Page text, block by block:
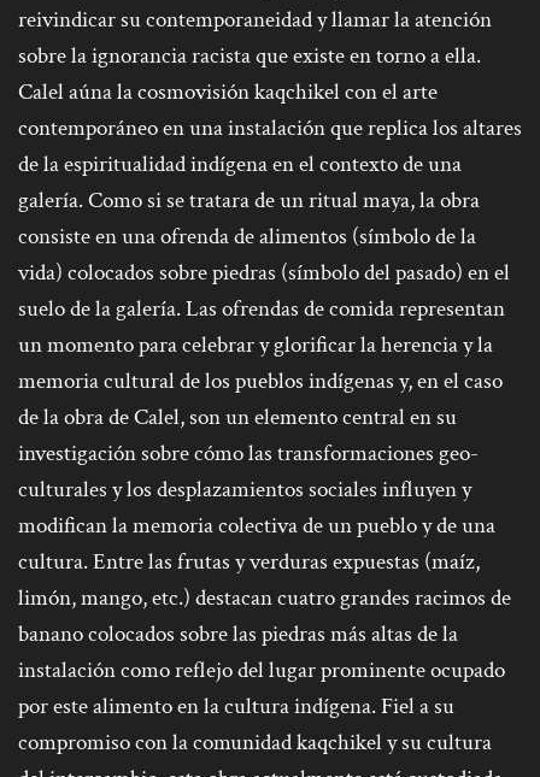
reivindicar su contemporaneidad y llamar la atención
sobre la ignorancia racista que existe en torno a ella.
Calel aúna la cosmovisión kaqchikel con el arte
contemporáneo en una instalación que replica los altares
de la espiritualidad indígena en el contexto de una
galería. Como si se tratara de un ritual maya, la obra
consiste en una ofrenda de alimentos (símbolo de la
vida) colocados sobre piedras (símbolo del pasado) en el
suelo de la galería. Las ofrendas de comida representan
un momento para celebrar y glorificar la herencia y la
memoria cultural de los pueblos indígenas y, en el caso
de la obra de Calel, son un elemento central en su
investigación sobre cómo las transformaciones geo-
culturales y los desplazamientos sociales influyen y
modifican la memoria colectiva de un pueblo y de una
cultura. Entre las frutas y verduras expuestas (maíz,
limón, mango, etc.) destacan cuatro grandes racimos de
banano colocados sobre las piedras más altas de la
instalación como reflejo del lugar prominente ocupado
por este alimento en la cultura indígena. Fiel a su
compromiso con la comunidad kaqchikel y su cultura